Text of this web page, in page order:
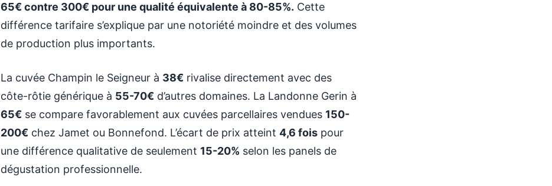
65€ contre 300€ pour une qualité équivalente à 80-85%. Cette
différence tarifaire s’explique par une notoriété moindre et des volumes
de production plus importants.
La cuvée Champin le Seigneur à 38€ rivalise directement avec des
côte-rôtie générique à 55-70€ d’autres domaines. La Landonne Gerin à
65€ se compare favorablement aux cuvées parcellaires vendues 150-
200€ chez Jamet ou Bonnefond. L’écart de prix atteint 4,6 fois pour
une différence qualitative de seulement 15-20% selon les panels de
dégustation professionnelle.